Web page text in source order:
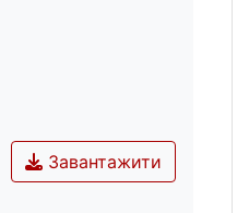
Завантажити